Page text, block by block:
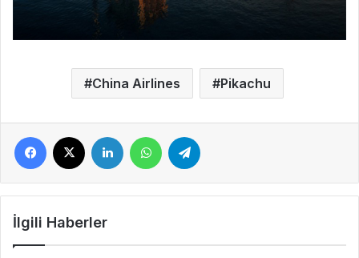
China Airlines Pikachu
Facebook LinkedIn WhatsApp
İlgili Haberler